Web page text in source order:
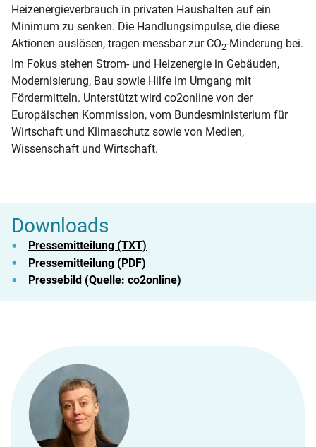
Heizenergieverbrauch in privaten Haushalten auf ein
Minimum zu senken. Die Handlungsimpulse, die diese
Aktionen auslösen, tragen messbar zur CO2-Minderung bei.
Im Fokus stehen Strom- und Heizenergie in Gebäuden,
Modernisierung, Bau sowie Hilfe im Umgang mit
Fördermitteln. Unterstützt wird co2online von der
Europäischen Kommission, vom Bundesministerium für
Wirtschaft und Klimaschutz sowie von Medien,
Wissenschaft und Wirtschaft.
Downloads
Pressemitteilung (TXT)
Pressemitteilung (PDF)
Pressebild (Quelle: co2online)